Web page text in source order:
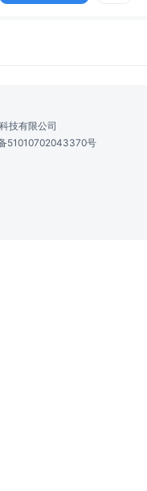
技有限公司
51010702043370号